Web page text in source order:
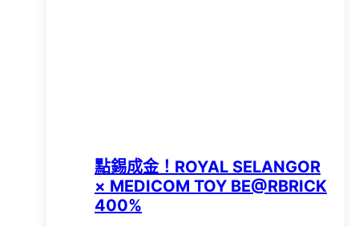
點錫成金！ROYAL SELANGOR
× MEDICOM TOY BE@RBRICK
400%